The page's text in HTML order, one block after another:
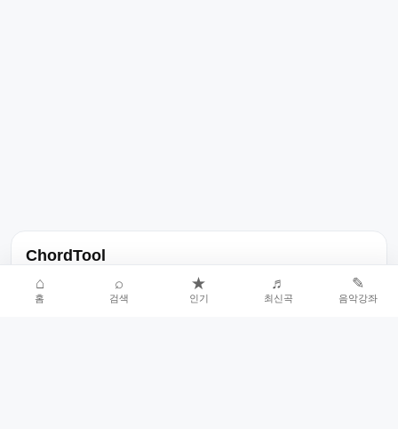
ChordTool
노래 가사, 곡 정보, 코드, 악보를 한곳에서 찾을 수 있는 음악 정보
서비스입니다.
⌂
홈
⌕
검색
★
인기
♬
최신곡
✎
음악강좌